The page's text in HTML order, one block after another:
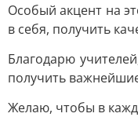
Особый акцент на
в себя, получить
Благодарю
получить
Желаю, чтобы в